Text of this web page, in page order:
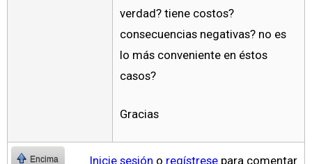
verdad? tiene costos?
consecuencias negativas? no es
lo más conveniente en éstos
casos?
Gracias
Encima Inicie sesión o regístrese para comentar